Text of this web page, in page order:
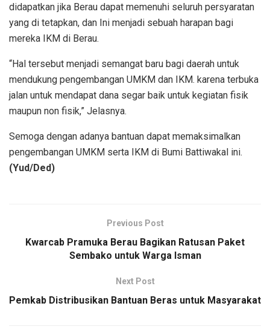
didapatkan jika Berau dapat memenuhi seluruh persyaratan
yang di tetapkan, dan Ini menjadi sebuah harapan bagi
mereka IKM di Berau.
“Hal tersebut menjadi semangat baru bagi daerah untuk
mendukung pengembangan UMKM dan IKM. karena terbuka
jalan untuk mendapat dana segar baik untuk kegiatan fisik
maupun non fisik,” Jelasnya.
Semoga dengan adanya bantuan dapat memaksimalkan
pengembangan UMKM serta IKM di Bumi Battiwakal ini.
(Yud/Ded)
Previous Post
Kwarcab Pramuka Berau Bagikan Ratusan Paket
Sembako untuk Warga Isman
Next Post
Pemkab Distribusikan Bantuan Beras untuk Masyarakat